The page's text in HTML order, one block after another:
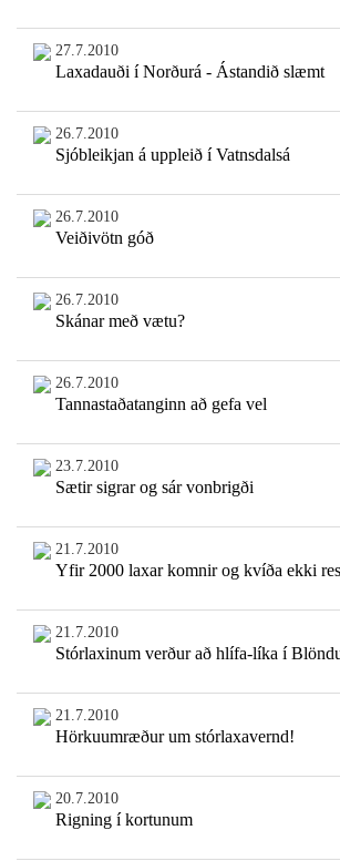
27.7.2010
Laxadauði í Norðurá - Ástandið slæmt
26.7.2010
Sjóbleikjan á uppleið í Vatnsdalsá
26.7.2010
Veiðivötn góð
26.7.2010
Skánar með vætu?
26.7.2010
Tannastaðatanginn að gefa vel
23.7.2010
Sætir sigrar og sár vonbrigði
21.7.2010
Yfir 2000 laxar komnir og kvíða ekki
21.7.2010
Stórlaxinum verður að hlífa-líka í
21.7.2010
Hörkuumræður um stórlaxavernd!
20.7.2010
Rigning í kortunum